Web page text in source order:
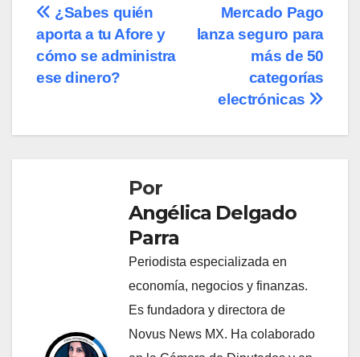
Navegación
de
entradas
Mercado Pago
lanza seguro para
más de 50
categorías
electrónicas
¿Sabes quién
aporta a tu Afore y
cómo se administra
ese dinero?
Por
Angélica Delgado
Parra
Periodista especializada en
economía, negocios y finanzas.
Es fundadora y directora de
Novus News MX. Ha colaborado